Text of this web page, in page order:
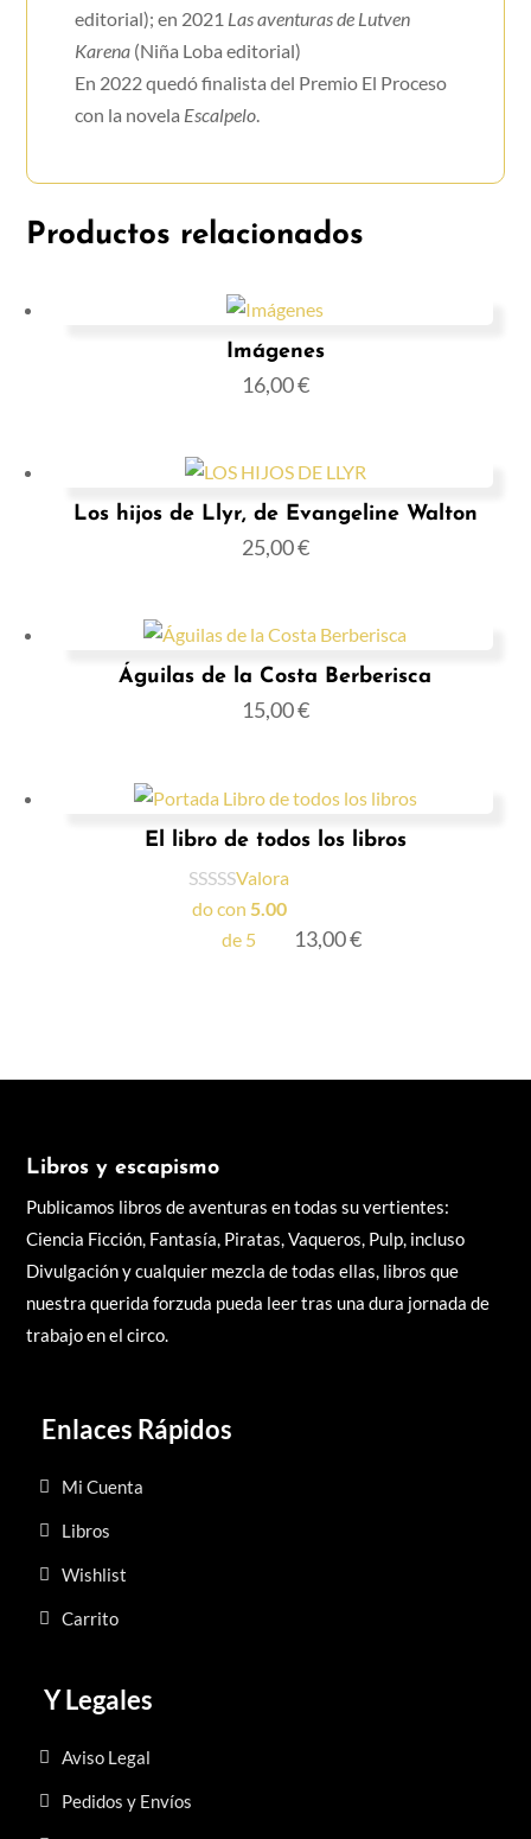
editorial); en 2021 Las aventuras de Lutven
Karena (Niña Loba editorial)
En 2022 quedó finalista del Premio El Proceso
con la novela Escalpelo.
Productos relacionados
Imágenes
16,00€
Los hijos de Llyr, de Evangeline Walton
25,00€
Águilas de la Costa Berberisca
15,00€
El libro de todos los libros
Valora
do con 5.00
de 5
13,00€
Libros y escapismo
Publicamos libros de aventuras en todas su vertientes:
Ciencia Ficción, Fantasía, Piratas, Vaqueros, Pulp, incluso
Divulgación y cualquier mezcla de todas ellas, libros que
nuestra querida forzuda pueda leer tras una dura jornada de
trabajo en el circo.
Enlaces Rápidos
Mi Cuenta
Libros
Wishlist
Carrito
Y Legales
Aviso Legal
Pedidos y Envíos